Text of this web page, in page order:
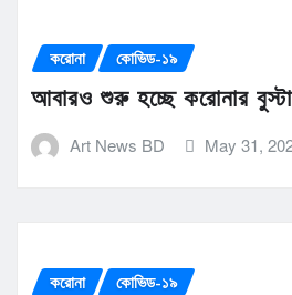
করোনা কোভিড-১৯
আবারও শুরু হচ্ছে করোনার
Art News BD May 31,
করোনা কোভিড-১৯